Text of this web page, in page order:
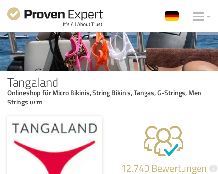
Tangaland
Onlineshop für Micro Bikinis, String Bikinis, Tangas, G-Strings, Men
Strings uvm
12.740 Bewertungen i